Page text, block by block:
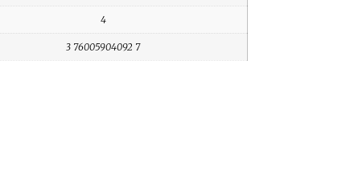
4
3 76005904092 7